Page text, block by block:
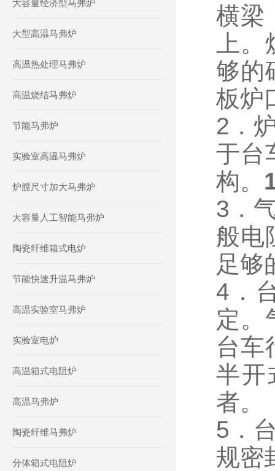
大容量经济型马弗炉
大型高温马弗炉
高温热处理马弗炉
高温烧结马弗炉
节能马弗炉
实验室高温马弗炉
炉膛尺寸加大马弗炉
大容量人工智能马弗炉
陶瓷纤维箱式电炉
节能快速升温马弗炉
高温实验室马弗炉
实验室电炉
高温箱式电阻炉
高温马弗炉
陶瓷纤维马弗炉
分体箱式电阻炉
横梁
上
够的
板炉
2．
于台
构。
3．
般电
足够
4．
定。
台车
半开
者。
5．
规密